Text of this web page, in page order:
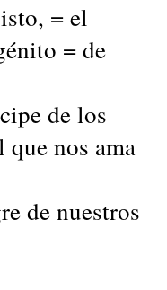
= el
= de
de los
nos ama
de nuestros